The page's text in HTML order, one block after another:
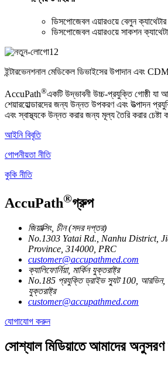
ডিসপোজেবল এয়ারওয়ে বেলুন ক্যাথেটার
ডিসপোজেবল এয়ারওয়ে সাকশন
ইন্টারভেনশনাল মেডিকেল ডিভাইসের উপাদান এবং
AccuPath®একটি উদ্ভাবনী উচ্চ-প্রযুক্তি গোষ্ঠী যা
শেয়ারহোল্ডারদের জন্য উন্নত উপকরণ এবং উত্পাদন
এবং স্বাস্থ্যকে উন্নত করার জন্য মূল্য তৈরি করার চেষ্টা
আইনি বিবৃতি
গোপনীয়তা নীতি
কুকি নীতি
AccuPath®গ্রুপ
জিয়াক্সিং, চীন (সদর দপ্তর)
No.1303 Yatai Rd., Nanhu District,
Province, 314000, PRC
customer@accupathmed.com
ক্যালিফোর্নিয়া, মার্কিন যুক্তরাষ্ট্র
No.185 প্রযুক্তি ড্রাইভ স্যুট 100, আরভিন,
যুক্তরাষ্ট্র
customer@accupathmed.com
যোগাযোগ করুন
সোশ্যাল মিডিয়াতে আমাদের